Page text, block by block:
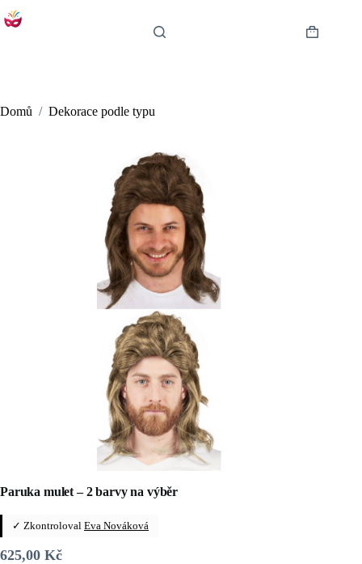
to
Shopping
Domů / Dekorace podle typu
Paruka mulet – 2 barvy na výběr
✓ Zkontroloval Eva Nováková
625,00 Kč